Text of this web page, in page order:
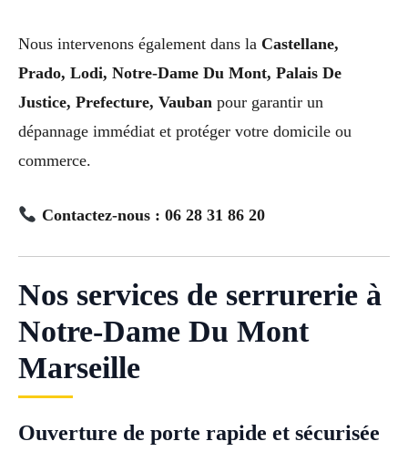
Nous intervenons également dans la Castellane,
Prado, Lodi, Notre-Dame Du Mont, Palais De
Justice, Prefecture, Vauban pour garantir un
dépannage immédiat et protéger votre domicile ou
commerce.
Contactez-nous : 06 28 31 86 20
Nos services de serrurerie à
Notre-Dame Du Mont
Marseille
Ouverture de porte rapide et sécurisée